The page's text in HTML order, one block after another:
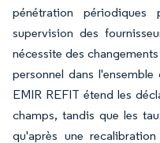
pénétration
supervision des
nécessite des
personnel dans
EMIR REFIT étend les
champs, tandis que les
qu'après une